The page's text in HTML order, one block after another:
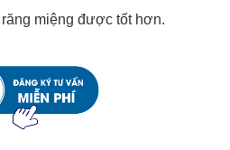
miệng được tốt hơn.